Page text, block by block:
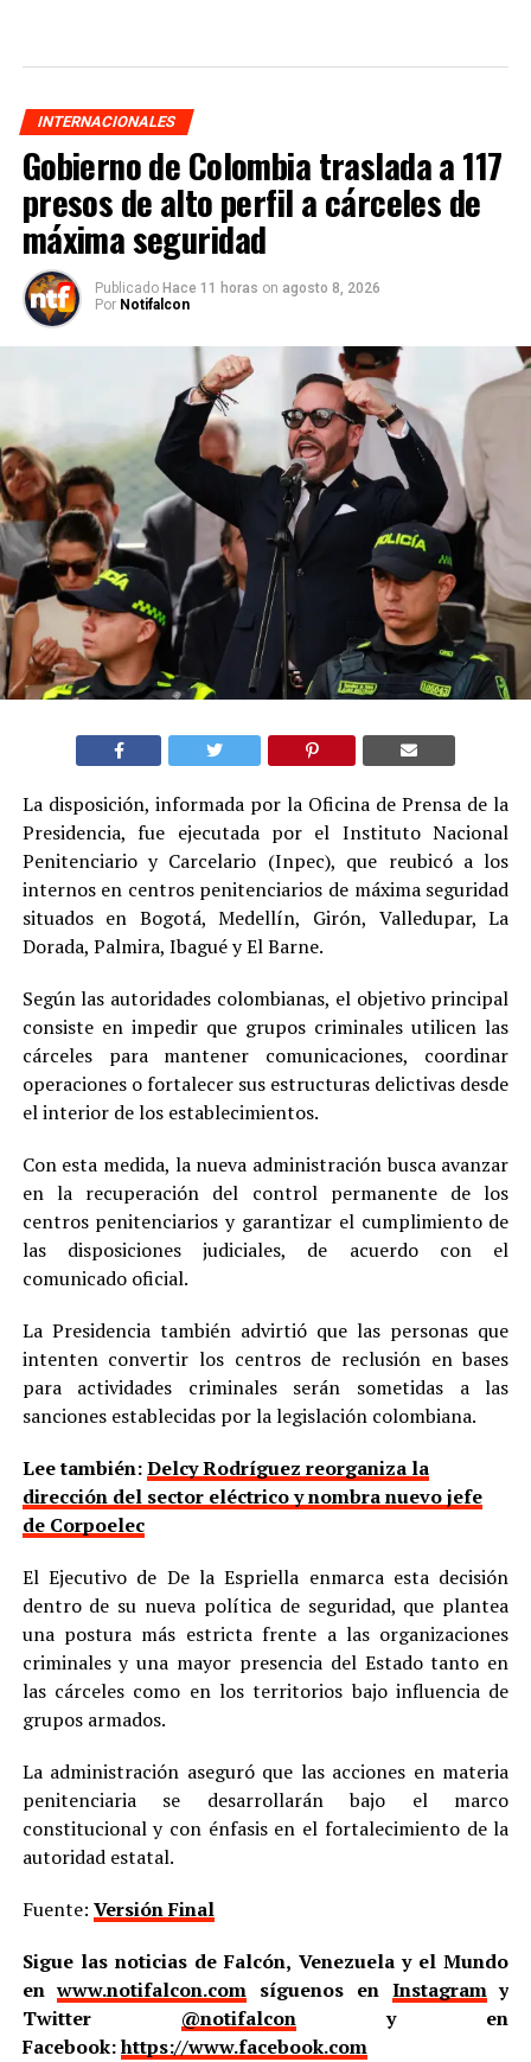
INTERNACIONALES
Gobierno de Colombia traslada a 117
presos de alto perfil a cárceles de
máxima seguridad
Publicado Hace 11 horas on agosto 8, 2026
Por Notifalcon
La disposición, informada por la Oficina de Prensa de la
Presidencia, fue ejecutada por el Instituto Nacional
Penitenciario y Carcelario (Inpec), que reubicó a los
internos en centros penitenciarios de máxima seguridad
situados en Bogotá, Medellín, Girón, Valledupar, La
Dorada, Palmira, Ibagué y El Barne.
Según las autoridades colombianas, el objetivo principal
consiste en impedir que grupos criminales utilicen las
cárceles para mantener comunicaciones, coordinar
operaciones o fortalecer sus estructuras delictivas desde
el interior de los establecimientos.
Con esta medida, la nueva administración busca avanzar
en la recuperación del control permanente de los
centros penitenciarios y garantizar el cumplimiento de
las disposiciones judiciales, de acuerdo con el
comunicado oficial.
La Presidencia también advirtió que las personas que
intenten convertir los centros de reclusión en bases
para actividades criminales serán sometidas a las
sanciones establecidas por la legislación colombiana.
Lee también:Delcy Rodríguez reorganiza la
dirección del sector eléctrico y nombra nuevo jefe
de Corpoelec
El Ejecutivo de De la Espriella enmarca esta decisión
dentro de su nueva política de seguridad, que plantea
una postura más estricta frente a las organizaciones
criminales y una mayor presencia del Estado tanto en
las cárceles como en los territorios bajo influencia de
grupos armados.
La administración aseguró que las acciones en materia
penitenciaria se desarrollarán bajo el marco
constitucional y con énfasis en el fortalecimiento de la
autoridad estatal.
Fuente: Versión Final
Sigue las noticias de Falcón, Venezuela y el Mundo
enwww.notifalcon.com síguenos en Instagramy
Twitter @notifalcony en
Facebook:https://www.facebook.com